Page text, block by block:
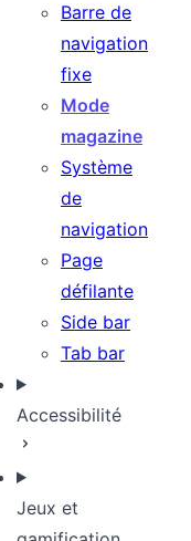
Barre de
navigation
fixe
Mode
magazine
Système
de
navigation
Page
défilante
Side bar
Tab bar
Accessibilité
Jeux et